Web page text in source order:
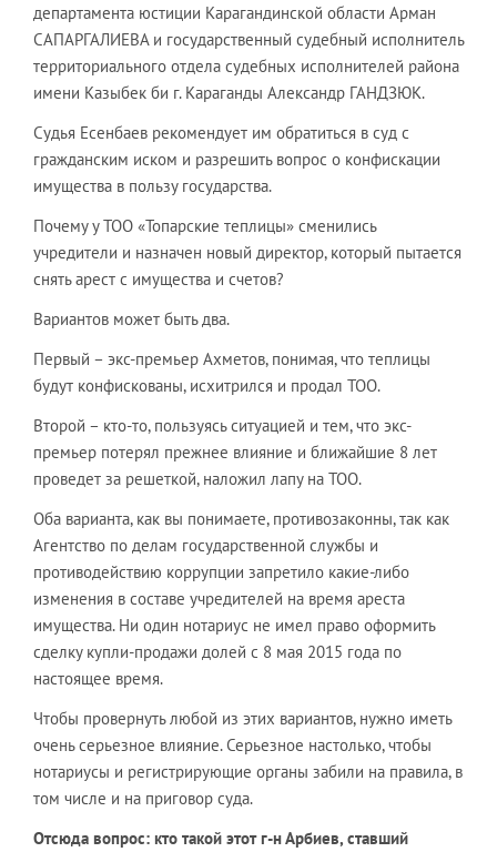
департамента юстиции Карагандинской области Арман
САПАРГАЛИЕВА и государственный судебный исполнитель
территориального отдела судебных исполнителей района
имени Казыбек би г. Караганды Александр ГАНДЗЮК.
Судья Есенбаев рекомендует им обратиться в суд с
гражданским иском и разрешить вопрос о конфискации
имущества в пользу государства.
Почему у ТОО «Топарские теплицы» сменились
учредители и назначен новый директор, который пытается
снять арест с имущества и счетов?
Вариантов может быть два.
Первый – экс-премьер Ахметов, понимая, что теплицы
будут конфискованы, исхитрился и продал ТОО.
Второй – кто-то, пользуясь ситуацией и тем, что экс-
премьер потерял прежнее влияние и ближайшие 8 лет
проведет за решеткой, наложил лапу на ТОО.
Оба варианта, как вы понимаете, противозаконны, так как
Агентство по делам государственной службы и
противодействию коррупции запретило какие-либо
изменения в составе учредителей на время ареста
имущества. Ни один нотариус не имел право оформить
сделку купли-продажи долей с 8 мая 2015 года по
настоящее время.
Чтобы провернуть любой из этих вариантов, нужно иметь
очень серьезное влияние. Серьезное настолько, чтобы
нотариусы и регистрирующие органы забили на правила, в
том числе и на приговор суда.
Отсюда вопрос: кто такой этот г-н Арбиев, ставший